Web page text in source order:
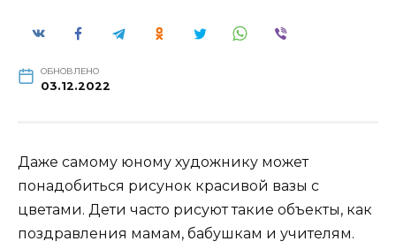
ОБНОВЛЕНО
03.12.2022
Даже самому юному художнику может
понадобиться рисунок красивой вазы с
цветами. Дети часто рисуют такие объекты, как
поздравления мамам, бабушкам и учителям.